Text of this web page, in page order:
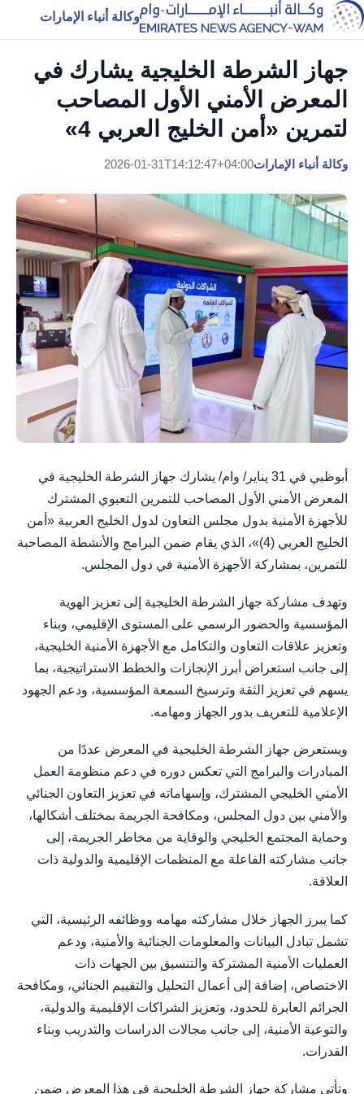
وكالة أنباء الإمارات
جهاز الشرطة الخليجية يشارك في
المعرض الأمني الأول المصاحب
لتمرين «أمن الخليج العربي 4»
وكالة أنباء الإمارات2026-01-31T14:12:47+04:00
أبوظبي في 31 يناير/ وام/ يشارك جهاز الشرطة الخليجية في
المعرض الأمني الأول المصاحب للتمرين التعبوي المشترك
للأجهزة الأمنية بدول مجلس التعاون لدول الخليج العربية «أمن
الخليج العربي (4)»، الذي يقام ضمن البرامج والأنشطة المصاحبة
للتمرين، بمشاركة الأجهزة الأمنية في دول المجلس.
وتهدف مشاركة جهاز الشرطة الخليجية إلى تعزيز الهوية
المؤسسية والحضور الرسمي على المستوى الإقليمي، وبناء
وتعزيز علاقات التعاون والتكامل مع الأجهزة الأمنية الخليجية،
إلى جانب استعراض أبرز الإنجازات والخطط الاستراتيجية، بما
يسهم في تعزيز الثقة وترسيخ السمعة المؤسسية، ودعم الجهود
الإعلامية للتعريف بدور الجهاز ومهامه.
ويستعرض جهاز الشرطة الخليجية في المعرض عددًا من
المبادرات والبرامج التي تعكس دوره في دعم منظومة العمل
الأمني الخليجي المشترك، وإسهاماته في تعزيز التعاون الجنائي
والأمني بين دول المجلس، ومكافحة الجريمة بمختلف أشكالها،
وحماية المجتمع الخليجي والوقاية من مخاطر الجريمة، إلى
جانب مشاركته الفاعلة مع المنظمات الإقليمية والدولية ذات
العلاقة.
كما يبرز الجهاز خلال مشاركته مهامه ووظائفه الرئيسية، التي
تشمل تبادل البيانات والمعلومات الجنائية والأمنية، ودعم
العمليات الأمنية المشتركة والتنسيق بين الجهات ذات
الاختصاص، إضافة إلى أعمال التحليل والتقييم الجنائي، ومكافحة
الجرائم العابرة للحدود، وتعزيز الشراكات الإقليمية والدولية،
والتوعية الأمنية، إلى جانب مجالات الدراسات والتدريب وبناء
القدرات.
وتأتي مشاركة جهاز الشرطة الخليجية في هذا المعرض ضمن